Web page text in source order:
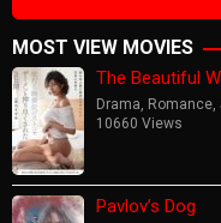
MOST VIEW MOVIES
The Beautiful
Drama, Romance,
10660 Views
Pavlov’s Dog